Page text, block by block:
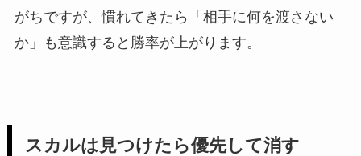
がちですが、慣れてきたら「相手に何を渡さない
か」も意識すると勝率が上がります。
スカルは見つけたら優先して消す